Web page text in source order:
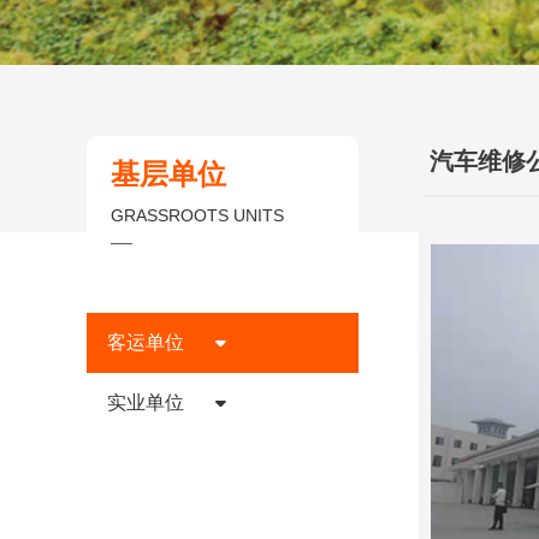
汽车维修
基层单位
GRASSROOTS UNITS
—
客运单位
实业单位